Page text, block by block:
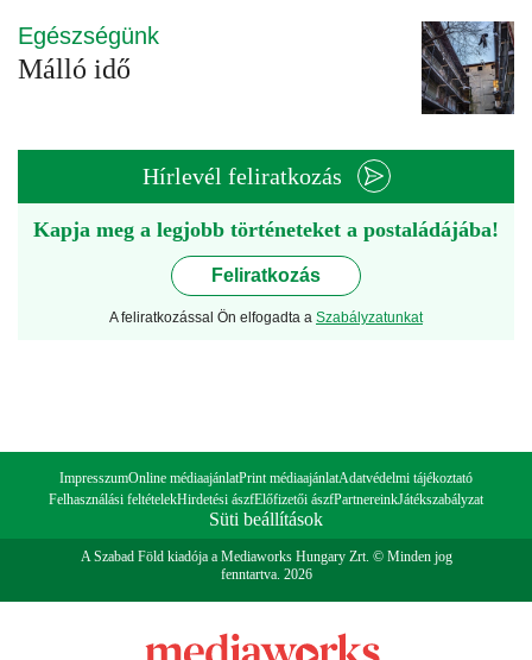
Egészségünk
Málló idő
Hírlevél feliratkozás
Kapja meg a legjobb történeteket a postaládájába!
Feliratkozás
A feliratkozással Ön elfogadta a Szabályzatunkat
ImpresszumOnline médiaajánlatPrint médiaajánlatAdatvédelmi tájékoztató
Felhasználási feltételekHirdetési ászfElőfizetői ászfPartnereinkJátékszabályzat
Süti beállítások
A Szabad Föld kiadója a Mediaworks Hungary Zrt. © Minden jog
fenntartva. 2026